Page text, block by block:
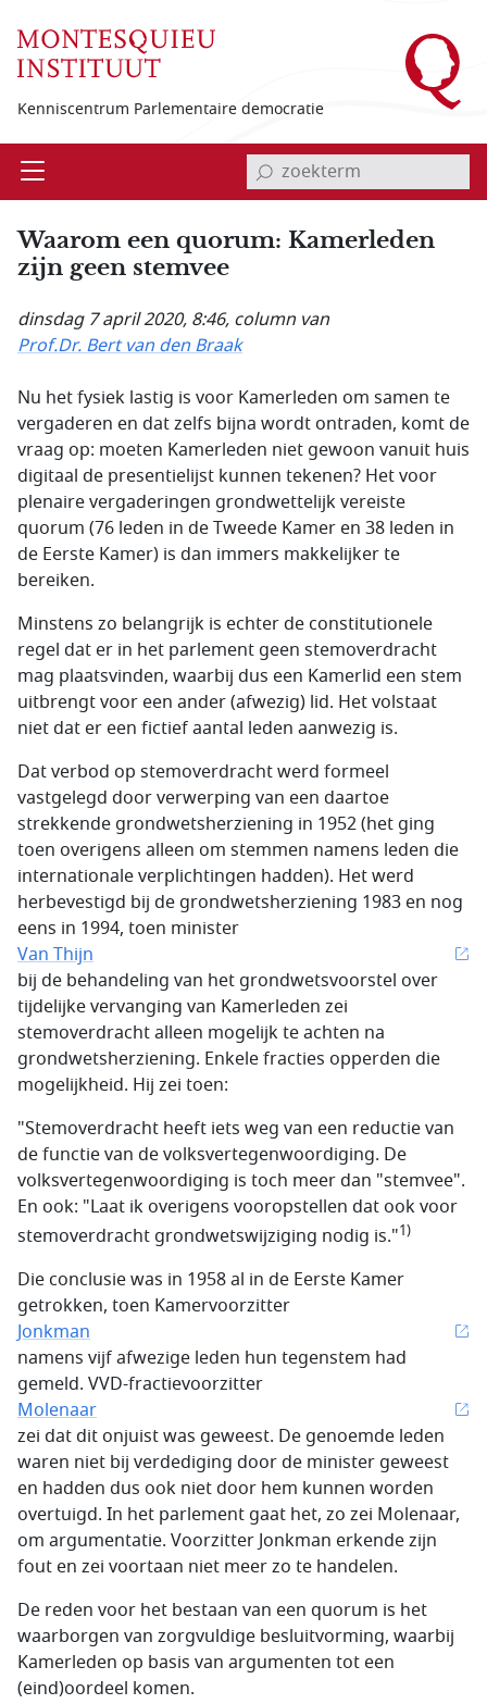
Kenniscentrum Parlementaire democratie
Open invoerveld zoekterm
Waarom een quorum: Kamerleden
zijn geen stemvee
dinsdag 7 april 2020, 8:46, column van
Prof.Dr. Bert van den Braak
Nu het fysiek lastig is voor Kamerleden om samen te
vergaderen en dat zelfs bijna wordt ontraden, komt de
vraag op: moeten Kamerleden niet gewoon vanuit huis
digitaal de presentielijst kunnen tekenen? Het voor
plenaire vergaderingen grondwettelijk vereiste
quorum (76 leden in de Tweede Kamer en 38 leden in
de Eerste Kamer) is dan immers makkelijker te
bereiken.
Minstens zo belangrijk is echter de constitutionele
regel dat er in het parlement geen stemoverdracht
mag plaatsvinden, waarbij dus een Kamerlid een stem
uitbrengt voor een ander (afwezig) lid. Het volstaat
niet dat er een fictief aantal leden aanwezig is.
Dat verbod op stemoverdracht werd formeel
vastgelegd door verwerping van een daartoe
strekkende grondwetsherziening in 1952 (het ging
toen overigens alleen om stemmen namens leden die
internationale verplichtingen hadden). Het werd
herbevestigd bij de grondwetsherziening 1983 en nog
eens in 1994, toen minister
Van Thijn
bij de behandeling van het grondwetsvoorstel over
tijdelijke vervanging van Kamerleden zei
stemoverdracht alleen mogelijk te achten na
grondwetsherziening. Enkele fracties opperden die
mogelijkheid. Hij zei toen:
"Stemoverdracht heeft iets weg van een reductie van
de functie van de volksvertegenwoordiging. De
volksvertegenwoordiging is toch meer dan "stemvee".
En ook: "Laat ik overigens vooropstellen dat ook voor
stemoverdracht grondwetswijziging nodig is."1)
Die conclusie was in 1958 al in de Eerste Kamer
getrokken, toen Kamervoorzitter
Jonkman
namens vijf afwezige leden hun tegenstem had
gemeld. VVD-fractievoorzitter
Molenaar
zei dat dit onjuist was geweest. De genoemde leden
waren niet bij verdediging door de minister geweest
en hadden dus ook niet door hem kunnen worden
overtuigd. In het parlement gaat het, zo zei Molenaar,
om argumentatie. Voorzitter Jonkman erkende zijn
fout en zei voortaan niet meer zo te handelen.
De reden voor het bestaan van een quorum is het
waarborgen van zorgvuldige besluitvorming, waarbij
Kamerleden op basis van argumenten tot een
(eind)oordeel komen.